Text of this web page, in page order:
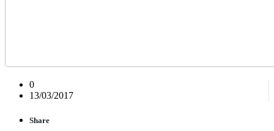
0
13/03/2017
Share